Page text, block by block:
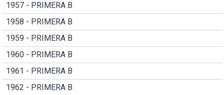
1957 - PRIMERA B
1958 - PRIMERA B
1959 - PRIMERA B
1960 - PRIMERA B
1961 - PRIMERA B
1962 - PRIMERA B